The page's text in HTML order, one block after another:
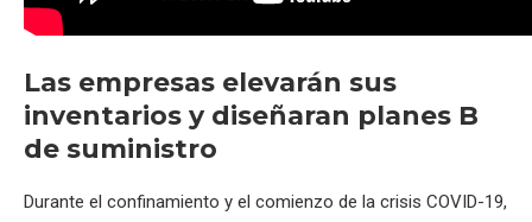
Las empresas elevarán sus
inventarios y diseñaran planes B
de suministro
Durante el confinamiento y el comienzo de la crisis COVID-19,